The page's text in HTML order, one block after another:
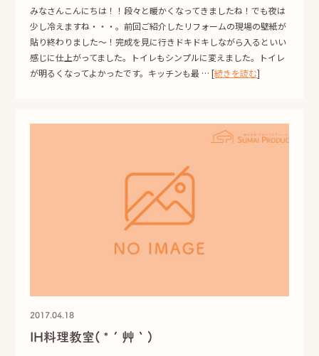
自動換気システム 進化した素材の壁
電話でのお問い合せはこちらから
TEL.0120-358-724
SHARE
みなさんこんにちは！！段々と暖かくなってきましたね！でも夜は
少し冷えますね・・・。前回ご紹介したリフォームの現場の壁紙が
貼り終わりました～！完成を見に行きドキドキしながら入るといい
感じに仕上がってました。トイレもシンプルに変えました。トイレ
が明るくなってよかったです。キッチンも最 … [続きを読む]
2017.04.18
IH料理教室( *´艸｀)